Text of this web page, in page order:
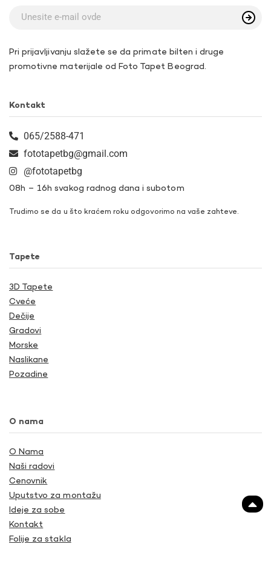
Pri prijavljivanju slažete se da primate bilten i druge
promotivne materijale od Foto Tapet Beograd.
Kontakt
065/2588-471
fototapetbg@gmail.com
@fototapetbg
08h – 16h svakog radnog dana i subotom
Trudimo se da u što kraćem roku odgovorimo na vaše zahteve.
Tapete
3D Tapete
Cveće
Dečije
Gradovi
Morske
Naslikane
Pozadine
O nama
O Nama
Naši radovi
Cenovnik
Uputstvo za montažu
Ideje za sobe
Kontakt
Folije za stakla